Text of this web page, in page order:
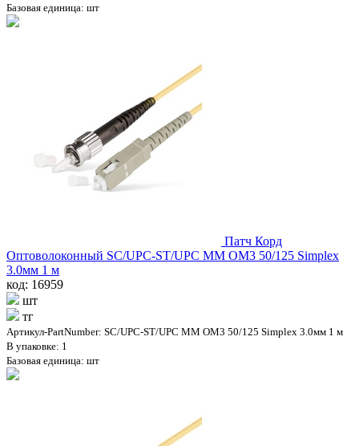
Базовая единица: шт
Патч Корд
Оптоволоконный SC/UPC-ST/UPC MM OM3 50/125 Simplex
3.0мм 1 м
код: 16959
шт
тг
Артикул-PartNumber: SC/UPC-ST/UPC MM OM3 50/125 Simplex 3.0мм 1 м
В упаковке: 1
Базовая единица: шт